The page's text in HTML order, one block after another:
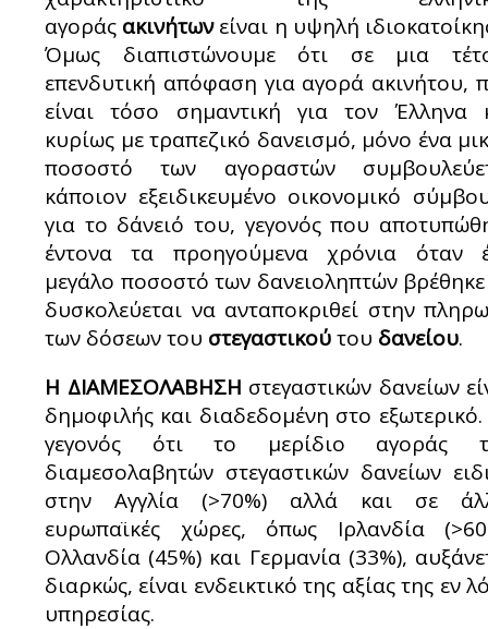
αγοράς ακινήτωνείναι η υψηλή
Όμως διαπιστώνουμε ότι σε μια
επενδυτική απόφαση για αγορά ακινήτου,
είναι τόσο σημαντική για τον Έλληνα
κυρίως με τραπεζικό δανεισμό, μόνο ένα
ποσοστό των αγοραστών
κάποιον εξειδικευμένο οικονομικό
για το δάνειό του, γεγονός που
έντονα τα προηγούμενα χρόνια όταν
μεγάλο ποσοστό των δανειοληπτών
δυσκολεύεται να ανταποκριθεί στην
των δόσεων του στεγαστικούτου δανείου.
Η ΔΙΑΜΕΣΟΛΑΒΗΣΗ στεγαστικών δανείων
δημοφιλής και διαδεδομένη στο
γεγονός ότι το μερίδιο αγοράς
διαμεσολαβητών στεγαστικών δανείων
στην Αγγλία (>70%) αλλά και σε
ευρωπαϊκές χώρες, όπως Ιρλανδία
Ολλανδία (45%) και Γερμανία (33%),
διαρκώς, είναι ενδεικτικό της αξίας της εν
υπηρεσίας.